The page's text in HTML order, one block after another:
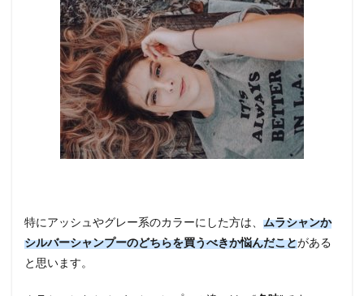
3.3
3
位：
（ホー
ユー）
ソマル
カ カラ
ーシャ
ンプー
PURPLE
3.4
4位：
シャンプーデ
コレ バイオレ
ット
3.5
5
特にアッシュやグレー系のカラーにした方は、 ムラシャンか
シルバーシャンプーのどちらを買うべきか悩んだことがある
と思います。